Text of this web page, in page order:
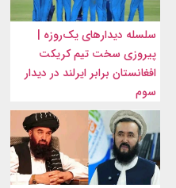
سلسله دیدارهای یک‌روزه |
پیروزی سخت تیم کریکت
افغانستان برابر ایرلند در دیدار
سوم